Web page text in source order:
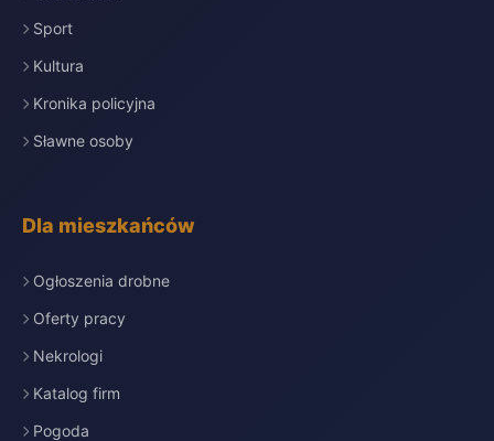
Sport
Kultura
Kronika policyjna
Sławne osoby
Dla mieszkańców
Ogłoszenia drobne
Oferty pracy
Nekrologi
Katalog firm
Pogoda